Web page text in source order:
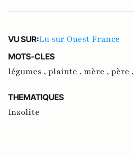
VU SUR:Lu sur Ouest France
MOTS-CLES
légumes , plainte , mère , père ,
THEMATIQUES
Insolite